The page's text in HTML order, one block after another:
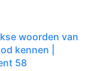
woorden van
kennen |
58